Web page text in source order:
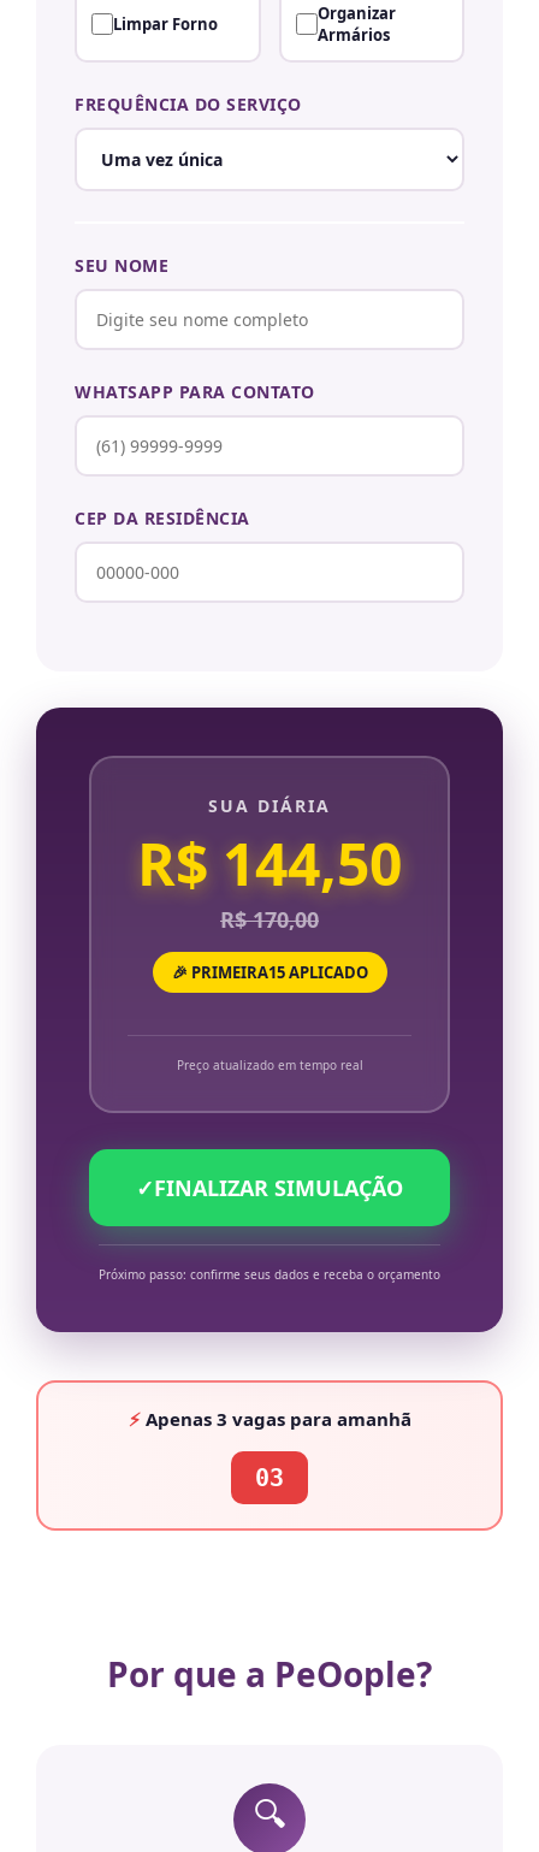
Limpar Forno
Organizar
Armários
FREQUÊNCIA DO SERVIÇO
SEU NOME
WHATSAPP PARA CONTATO
CEP DA RESIDÊNCIA
SUA DIÁRIA
R$ 144,50
R$ 170,00
🎉 PRIMEIRA15 APLICADO
Preço atualizado em tempo real
✓FINALIZAR SIMULAÇÃO
Próximo passo: confirme seus dados e receba o orçamento
⚡Apenas 3 vagaspara amanhã
03
Por que a PeOople?
🔍